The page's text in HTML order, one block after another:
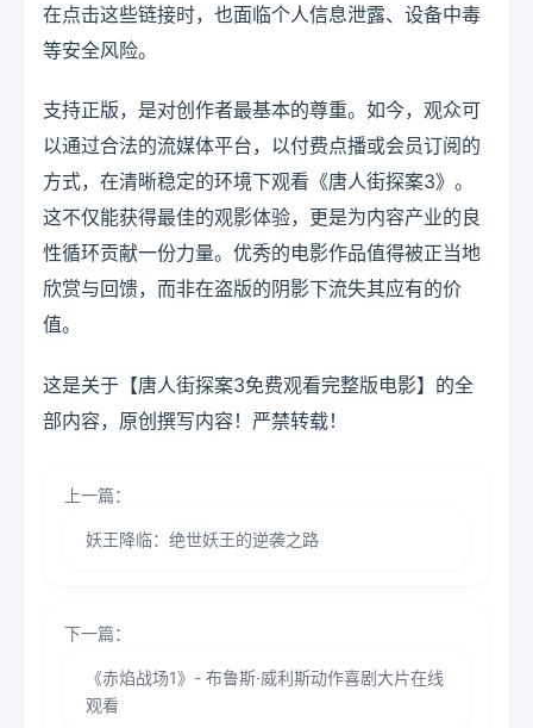
在点击这些链接时，也面临个人信息泄露、设备中毒
等安全风险。
支持正版，是对创作者最基本的尊重。如今，观众可
以通过合法的流媒体平台，以付费点播或会员订阅的
方式，在清晰稳定的环境下观看《唐人街探案3》。
这不仅能获得最佳的观影体验，更是为内容产业的良
性循环贡献一份力量。优秀的电影作品值得被正当地
欣赏与回馈，而非在盗版的阴影下流失其应有的价
值。
这是关于【唐人街探案3免费观看完整版电影】的全
部内容，原创撰写内容！严禁转载！
上一篇：
妖王降临：绝世妖王的逆袭之路
下一篇：
《赤焰战场1》- 布鲁斯·威利斯动作喜剧大片在线
观看